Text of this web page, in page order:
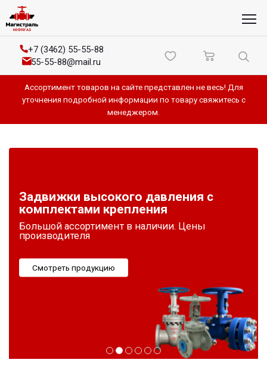
+7 (3462) 55-55-88
55-55-88@mail.ru
Ассортимент товаров на сайте представлен не весь! Для
уточнения подробной информации по товару свяжитесь с
менеджером.
Задвижки высокого давления с
комплектами крепления
Большой ассортимент в наличии. Цены
производителя
Смотреть продукцию